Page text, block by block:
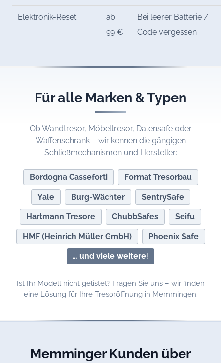
Elektronik-Reset
ab
99 €
Bei leerer Batterie /
Code vergessen
Für alle Marken & Typen
Ob Wandtresor, Möbeltresor, Datensafe oder
Waffenschrank – wir kennen die gängigen
Schließmechanismen und Hersteller:
Bordogna Casseforti Format Tresorbau
Yale Burg-Wächter SentrySafe
Hartmann Tresore ChubbSafes Seifu
HMF (Heinrich Müller GmbH) Phoenix Safe
… und viele weitere!
Ist Ihr Modell nicht gelistet? Fragen Sie uns – wir finden
eine Lösung für Ihre Tresoröffnung in Memmingen.
Memminger Kunden über